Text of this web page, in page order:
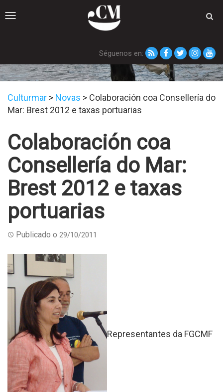
Toggle
Séguenos en:
Novas
Culturmar > Novas > Colaboración coa Consellería do
Mar: Brest 2012 e taxas portuarias
Colaboración coa
Consellería do Mar:
Brest 2012 e taxas
portuarias
Publicado o 29/10/2011
Representantes da FGCMF